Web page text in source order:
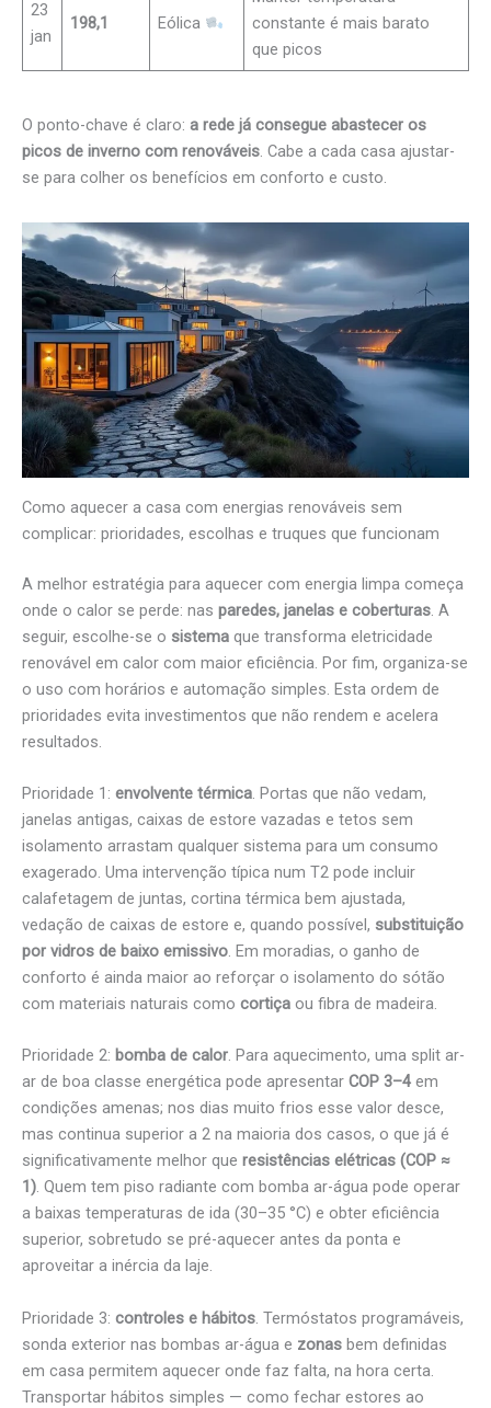
23
jan
198,1 Eólica
constante é mais barato
que picos
O ponto-chave é claro: a rede já consegue abastecer os
picos de inverno com renováveis. Cabe a cada casa ajustar-
se para colher os benefícios em conforto e custo.
Como aquecer a casa com energias renováveis sem
complicar: prioridades, escolhas e truques que funcionam
A melhor estratégia para aquecer com energia limpa começa
onde o calor se perde: nas paredes, janelas e coberturas . A
seguir, escolhe-se o sistema que transforma eletricidade
renovável em calor com maior eficiência. Por fim, organiza-se
o uso com horários e automação simples. Esta ordem de
prioridades evita investimentos que não rendem e acelera
resultados.
Prioridade 1: envolvente térmica. Portas que não vedam,
janelas antigas, caixas de estore vazadas e tetos sem
isolamento arrastam qualquer sistema para um consumo
exagerado. Uma intervenção típica num T2 pode incluir
calafetagem de juntas, cortina térmica bem ajustada,
vedação de caixas de estore e, quando possível, substituição
por vidros de baixo emissivo. Em moradias, o ganho de
conforto é ainda maior ao reforçar o isolamento do sótão
com materiais naturais como cortiça ou fibra de madeira.
Prioridade 2: bomba de calor. Para aquecimento, uma split ar-
ar de boa classe energética pode apresentar COP 3–4 em
condições amenas; nos dias muito frios esse valor desce,
mas continua superior a 2 na maioria dos casos, o que já é
significativamente melhor que resistências elétricas (COP ≈
1). Quem tem piso radiante com bomba ar-água pode operar
a baixas temperaturas de ida (30–35 °C) e obter eficiência
superior, sobretudo se pré-aquecer antes da ponta e
aproveitar a inércia da laje.
Prioridade 3: controles e hábitos. Termóstatos programáveis,
sonda exterior nas bombas ar-água e zonas bem definidas
em casa permitem aquecer onde faz falta, na hora certa.
Transportar hábitos simples — como fechar estores ao